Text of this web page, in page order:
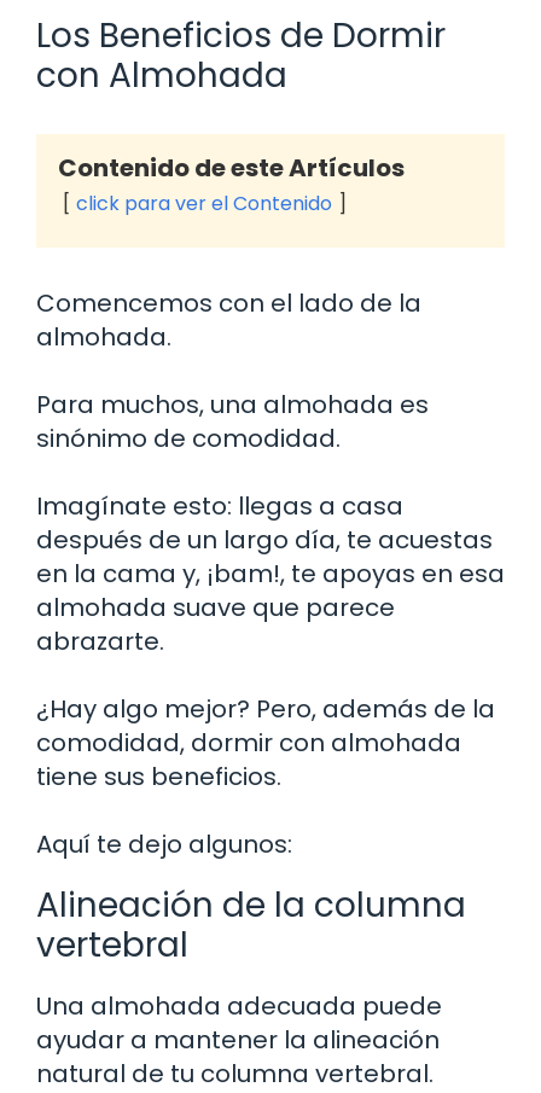
Los Beneficios de Dormir
con Almohada
Contenido de este Artículos
click para ver el Contenido
Comencemos con el lado de la
almohada.
Para muchos, una almohada es
sinónimo de comodidad.
Imagínate esto: llegas a casa
después de un largo día, te acuestas
en la cama y, ¡bam!, te apoyas en esa
almohada suave que parece
abrazarte.
¿Hay algo mejor? Pero, además de la
comodidad, dormir con almohada
tiene sus beneficios.
Aquí te dejo algunos:
Alineación de la columna
vertebral
Una almohada adecuada puede
ayudar a mantener la alineación
natural de tu columna vertebral.